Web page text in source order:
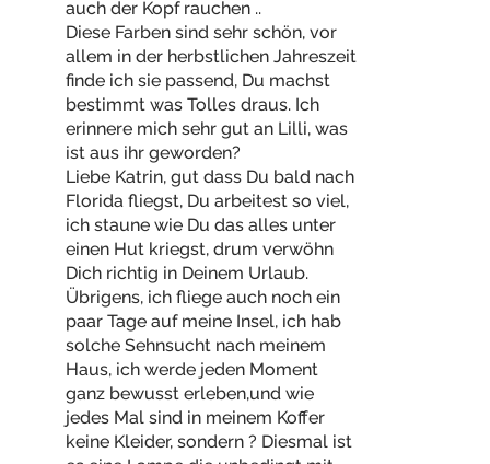
auch der Kopf rauchen ..
Diese Farben sind sehr schön, vor
allem in der herbstlichen Jahreszeit
finde ich sie passend, Du machst
bestimmt was Tolles draus. Ich
erinnere mich sehr gut an Lilli, was
ist aus ihr geworden?
Liebe Katrin, gut dass Du bald nach
Florida fliegst, Du arbeitest so viel,
ich staune wie Du das alles unter
einen Hut kriegst, drum verwöhn
Dich richtig in Deinem Urlaub.
Übrigens, ich fliege auch noch ein
paar Tage auf meine Insel, ich hab
solche Sehnsucht nach meinem
Haus, ich werde jeden Moment
ganz bewusst erleben,und wie
jedes Mal sind in meinem Koffer
keine Kleider, sondern ? Diesmal ist